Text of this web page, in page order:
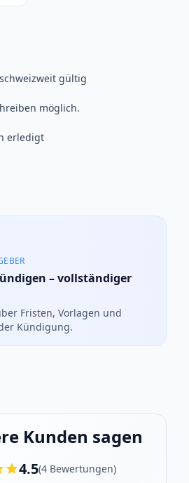
gültig
möglich.
erledigt
– vollständiger
Fristen, Vorlagen und
Kündigung.
Kunden sagen
4.5(4 Bewertungen)